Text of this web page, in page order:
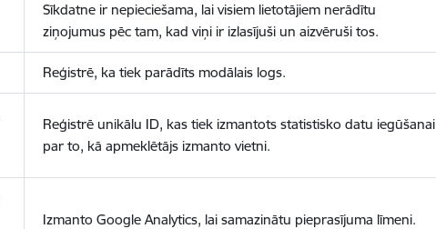
Sīkdatne ir nepieciešama, lai visiem lietotājiem nerādītu
ziņojumus pēc tam, kad viņi ir izlasījuši un aizvēruši tos.
Reģistrē, ka tiek parādīts modālais logs.
Reģistrē unikālu ID, kas tiek izmantots statistisko datu iegūšanai
par to, kā apmeklētājs izmanto vietni.
Izmanto Google Analytics, lai samazinātu pieprasījuma līmeni.